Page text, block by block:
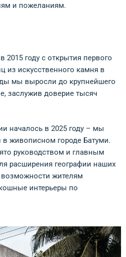
и пожеланиям.
2015 году с открытия первого
из искусственного камня в
мы выросли до крупнейшего
заслужив доверие тысяч
началось в 2025 году – мы
живописном городе Батуми.
руководством и главным
расширения географии наших
возможности жителям
интерьеры по